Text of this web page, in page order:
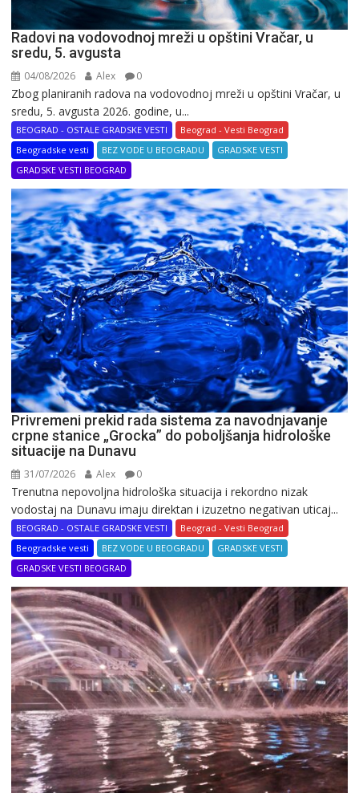
Radovi na vodovodnoj mreži u opštini Vračar, u
sredu, 5. avgusta
04/08/2026 Alex 0
Zbog planiranih radova na vodovodnoj mreži u opštini Vračar, u
sredu, 5. avgusta 2026. godine, u...
BEOGRAD - OSTALE GRADSKE VESTI
Beograd - Vesti Beograd
Beogradske vesti
BEZ VODE U BEOGRADU
GRADSKE VESTI
GRADSKE VESTI BEOGRAD
Privremeni prekid rada sistema za navodnjavanje
crpne stanice „Grocka” do poboljšanja hidrološke
situacije na Dunavu
31/07/2026 Alex 0
Trenutna nepovoljna hidrološka situacija i rekordno nizak
vodostaj na Dunavu imaju direktan i izuzetno negativan uticaj...
BEOGRAD - OSTALE GRADSKE VESTI
Beograd - Vesti Beograd
Beogradske vesti
BEZ VODE U BEOGRADU
GRADSKE VESTI
GRADSKE VESTI BEOGRAD